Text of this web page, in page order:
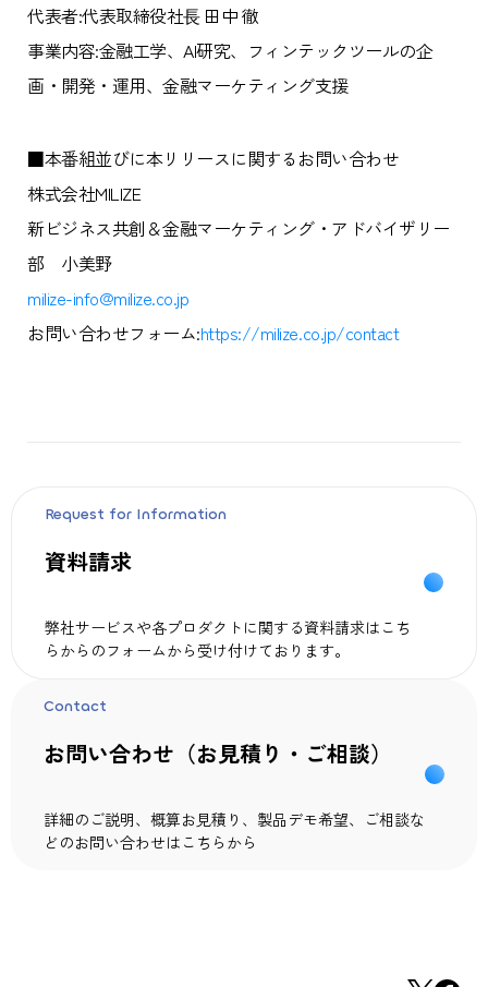
代表者:代表取締役社⻑ 田中 徹
事業内容:金融工学、AI研究、フィンテックツールの企
画・開発・運用、金融マーケティング支援
■本番組並びに本リリースに関するお問い合わせ
株式会社MILIZE
新ビジネス共創＆金融マーケティング・アドバイザリー
部 小美野
milize-info@milize.co.jp
お問い合わせフォーム:https://milize.co.jp/contact
Request for Information
資料請求
弊社サービスや各プロダクトに関する資料請求はこち
らからのフォームから受け付けております。
Contact
お問い合わせ（お見積り・ご相談）
詳細のご説明、概算お見積り、製品デモ希望、ご相談な
どのお問い合わせはこちらから